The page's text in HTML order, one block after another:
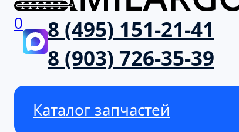
0
8 (495) 151-21-41
8 (903) 726-35-39
Каталог запчастей